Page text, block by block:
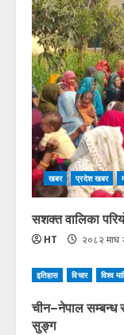
खबर प्रदेश खबर
सशक्त वालिका
HT २०८२ माघ
इतिहास विचार विश्व
चीन–नेपाल सम्बन्ध
सुङ्ग